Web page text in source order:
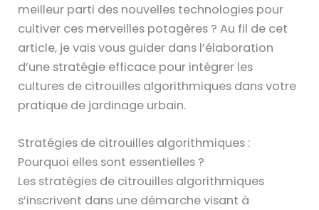
meilleur parti des nouvelles technologies pour
cultiver ces merveilles potagères ? Au fil de cet
article, je vais vous guider dans l’élaboration
d’une stratégie efficace pour intégrer les
cultures de citrouilles algorithmiques dans votre
pratique de jardinage urbain.
Stratégies de citrouilles algorithmiques :
Pourquoi elles sont essentielles ?
Les stratégies de citrouilles algorithmiques
s’inscrivent dans une démarche visant à